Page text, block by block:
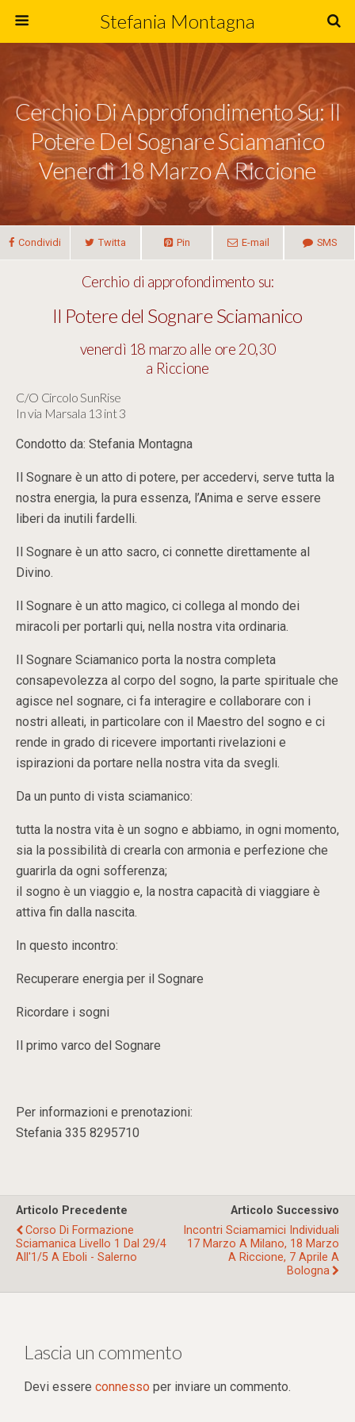
Stefania Montagna
Cerchio Di Approfondimento Su: Il
Potere Del Sognare Sciamanico
Venerdì 18 Marzo A Riccione
Condividi Twitta Pin E-mail SMS
Cerchio di approfondimento su:
Il Potere del Sognare Sciamanico
venerdì 18 marzo alle ore 20,30
a Riccione
C/O Circolo SunRise
In via Marsala 13 int 3
Condotto da: Stefania Montagna
Il Sognare è un atto di potere, per accedervi, serve tutta la
nostra energia, la pura essenza, l’Anima e serve essere
liberi da inutili fardelli.
Il Sognare è un atto sacro, ci connette direttamente al
Divino.
Il Sognare è un atto magico, ci collega al mondo dei
miracoli per portarli qui, nella nostra vita ordinaria.
Il Sognare Sciamanico porta la nostra completa
consapevolezza al corpo del sogno, la parte spirituale che
agisce nel sognare, ci fa interagire e collaborare con i
nostri alleati, in particolare con il Maestro del sogno e ci
rende in grado di ricevere importanti rivelazioni e
ispirazioni da portare nella nostra vita da svegli.
Da un punto di vista sciamanico:
tutta la nostra vita è un sogno e abbiamo, in ogni momento,
sia la possibilità di crearla con armonia e perfezione che
guarirla da ogni sofferenza;
il sogno è un viaggio e, la nostra capacità di viaggiare è
attiva fin dalla nascita.
In questo incontro:
Recuperare energia per il Sognare
Ricordare i sogni
Il primo varco del Sognare
Per informazioni e prenotazioni:
Stefania 335 8295710
Articolo Precedente
Corso Di Formazione
Sciamanica Livello 1 Dal 29/4
All'1/5 A Eboli - Salerno
Articolo Successivo
Incontri Sciamamici Individuali
17 Marzo A Milano, 18 Marzo
A Riccione, 7 Aprile A
Bologna
Lascia un commento
Devi essere connesso per inviare un commento.